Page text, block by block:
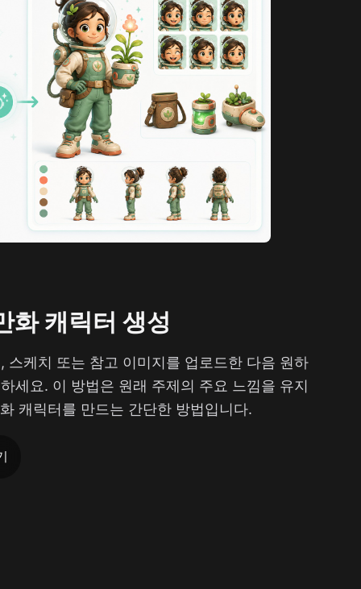
화 캐릭터 생성
스케치 또는 참고 이미지를 업로드한 다음 원하
세요. 이 방법은 원래 주제의 주요 느낌을 유지
캐릭터를 만드는 간단한 방법입니다.